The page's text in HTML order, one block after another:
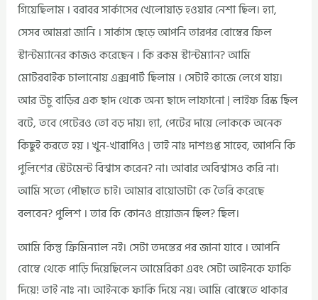
গিয়েছিলাম ৷ বরাবর সার্কাসের খেলোয়াড় হওয়ার নেশা ছিল। হ্যা,
সেসব আমরা জানি । সার্কাস ছেড়ে আপনি তারপর বোম্বের ফিল
স্টান্টম্যানের কাজও করেছেন । কি রকম স্টান্টম্যান? আমি
মোটরবাইক চালানোয় এক্সপার্ট ছিলাম । সেটাই কাজে লেগে যায়।
আর উচু বাড়ির এক ছাদ থেকে অন্য ছাদে লাফানো | লাইফ রিস্ক ছিল
বটে, তবে পেটেরও তো বড় দায়। হ্যা, পেটের দায়ে লোককে অনেক
কিছুই করতে হয় । খুন-খারাপিও | তাই নাঃ দাশগুপ্ত সাহেব, আপনি কি
পুলিশের স্টেটমেন্ট বিশ্বাস করেন? না। আবার অবিশ্বাসও করি না।
আমি সত্যে পৌছাতে চাই। আমার বায়োডাটা কে তৈরি করেছে
বলবেন? পুলিশ । তার কি কোনও প্রয়োজন ছিল? ছিল।
আমি কিন্তু ক্রিমিন্যাল নই। সেটা তদন্তের পর জানা যাবে । আপনি
বোম্বে থেকে পাড়ি দিয়েছিলেন আমেরিকা এবং সেটা আইনকে ফাকি
দিয়ে! তাই নাঃ না। আইনকে ফাকি দিয়ে নয়। আমি বোষ্বেতে থাকার